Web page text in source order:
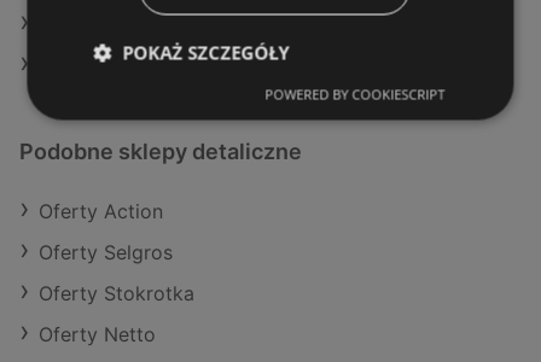
Sklepy Lidl w Międzyzdroje
Podobne sklepy detaliczne
Oferty Action
Oferty Selgros
Oferty Stokrotka
Oferty Netto
POKAŻ SZCZEGÓŁY
POWERED BY COOKIESCRIPT